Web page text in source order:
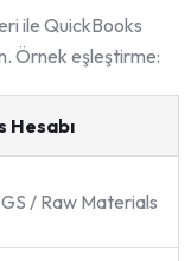
ile QuickBooks
Örnek eşleştirme:
Hesabı
/ Raw Materials